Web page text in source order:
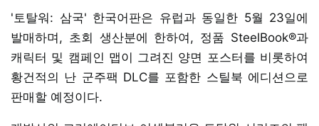
'토탈워: 삼국' 한국어판은 유럽과 동일한 5월 23일에
발매하며, 초회 생산분에 한하여, 정품 SteelBook®과
캐릭터 및 캠페인 맵이 그려진 양면 포스터를 비롯하여
황건적의 난 군주팩 DLC를 포함한 스틸북 에디션으로
판매할 예정이다.